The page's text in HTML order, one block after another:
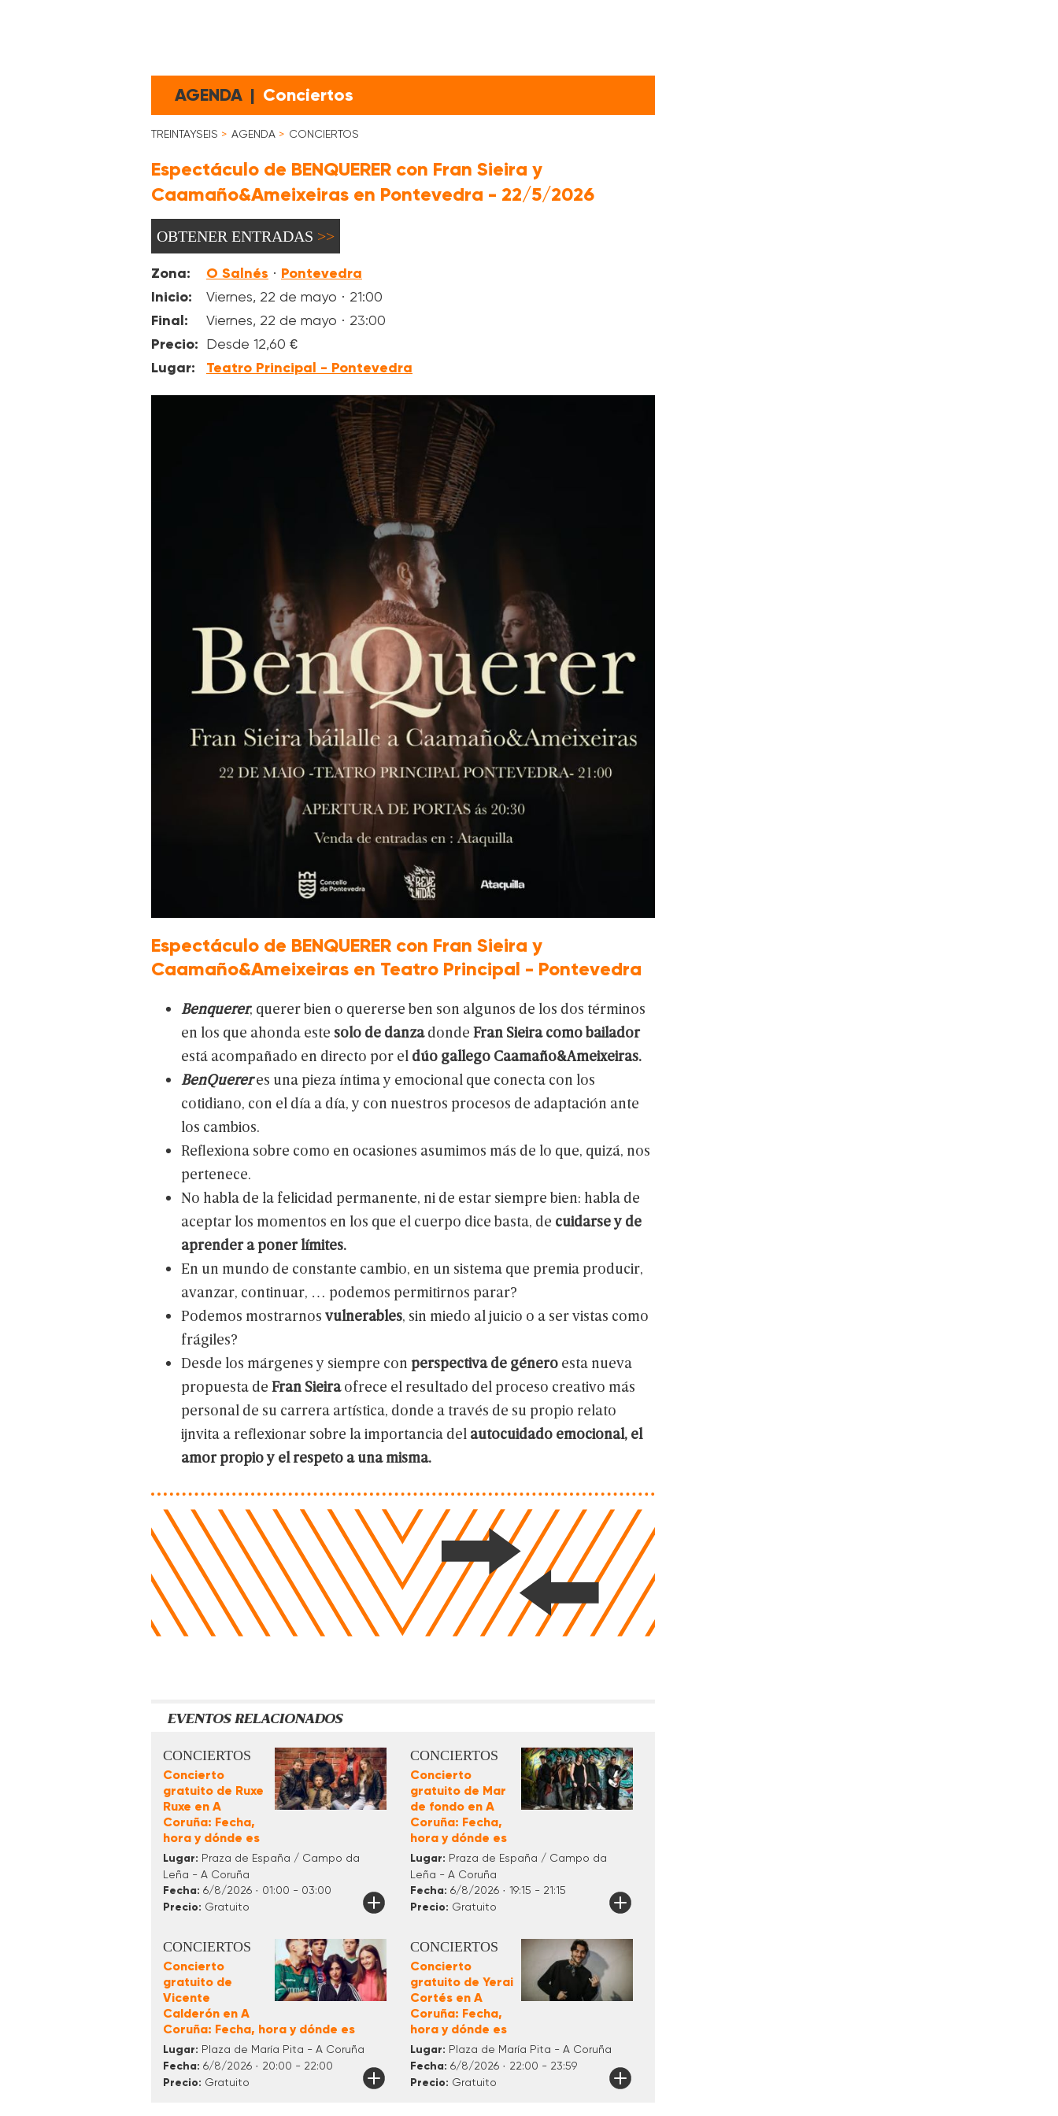
AGENDA | Conciertos
TREINTAYSEIS AGENDA CONCIERTOS
Espectáculo de BENQUERER con Fran Sieira y
Caamaño&Ameixeiras en Pontevedra - 22/5/2026
OBTENER ENTRADAS
Zona: O Salnés · Pontevedra
Inicio:
Viernes, 22 de mayo · 21:00
Final: Viernes, 22 de mayo · 23:00
Precio: Desde 12,60 €
Lugar: Teatro Principal - Pontevedra
Espectáculo de BENQUERER con Fran Sieira y
Caamaño&Ameixeiras en Teatro Principal - Pontevedra
Benquerer, quererbien o quererse ben son algunos de los dos términos
en los que ahonda este solo de danzadonde Fran Sieiracomobailador
está acompañado en directo por el dúo gallego Caamaño&Ameixeiras.
BenQuerer es una pieza íntimay emocional que conecta con los
cotidiano, con el día a día, y con nuestros procesos de adaptación ante
los cambios.
Reflexiona sobre como en ocasiones asumimos más de lo que, quizá, nos
pertenece.
No habla de la felicidad permanente, ni de estar siempre bien: habla de
aceptar los momentos en los que el cuerpo dice basta, de cuidarsey de
aprenderaponerlímites.
En un mundo de constante cambio, en un sistema que premia producir,
avanzar, continuar, … podemos permitirnos parar?
Podemos mostrarnos vulnerables, sin miedo al juicio o a servistas como
frágiles?
Desde los márgenes y siempre con perspectivade género esta nueva
propuesta de Fran Sieiraofrece el resultado del proceso creativo más
personal de su carrera artística, donde a través de su propio relato
ijnvita a reflexionar sobre laimportancia del autocuidado emocional, el
amorpropioy elrespeto aunamisma.
EVENTOS RELACIONADOS
CONCIERTOS
Concierto
gratuito de Ruxe
Ruxe en A
Coruña: Fecha,
hora y dónde es
Lugar: Praza de España / Campo da
Leña - A Coruña
Fecha: 6/8/2026 · 01:00 - 03:00
Precio: Gratuito
CONCIERTOS
Concierto
gratuito de Mar
de fondo en A
Coruña: Fecha,
hora y dónde es
Lugar: Praza de España / Campo da
Leña - A Coruña
Fecha: 6/8/2026 · 19:15 - 21:15
Precio: Gratuito
CONCIERTOS
Concierto
gratuito de
Vicente
Calderón en A
Coruña: Fecha, hora y dónde es
Lugar: Plaza de María Pita - A Coruña
Fecha: 6/8/2026 · 20:00 - 22:00
Precio: Gratuito
CONCIERTOS
Concierto
gratuito de Yerai
Cortés en A
Coruña: Fecha,
hora y dónde es
Lugar: Plaza de María Pita - A Coruña
Fecha: 6/8/2026 · 22:00 - 23:59
Precio: Gratuito